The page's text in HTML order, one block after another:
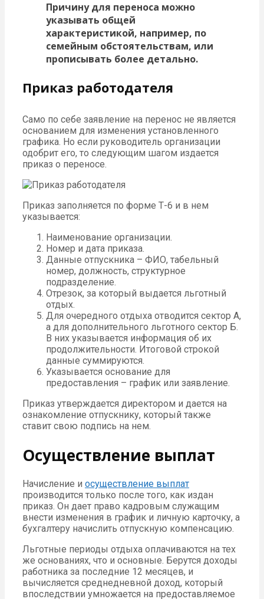
Причину для переноса можно
указывать общей
характеристикой, например, по
семейным обстоятельствам, или
прописывать более детально.
Приказ работодателя
Само по себе заявление на перенос не является
основанием для изменения установленного
графика. Но если руководитель организации
одобрит его, то следующим шагом издается
приказ о переносе.
Приказ заполняется по форме Т-6 и в нем
указывается:
Наименование организации.
Номер и дата приказа.
Данные отпускника – ФИО, табельный
номер, должность, структурное
подразделение.
Отрезок, за который выдается льготный
отдых.
Для очередного отдыха отводится сектор А,
а для дополнительного льготного сектор Б.
В них указывается информация об их
продолжительности. Итоговой строкой
данные суммируются.
Указывается основание для
предоставления – график или заявление.
Приказ утверждается директором и дается на
ознакомление отпускнику, который также
ставит свою подпись на нем.
Осуществление выплат
Начисление и осуществление выплат
производится только после того, как издан
приказ. Он дает право кадровым служащим
внести изменения в график и личную карточку, а
бухгалтеру начислить отпускную компенсацию.
Льготные периоды отдыха оплачиваются на тех
же основаниях, что и основные. Берутся доходы
работника за последние 12 месяцев, и
вычисляется среднедневной доход, который
впоследствии умножается на предоставляемое